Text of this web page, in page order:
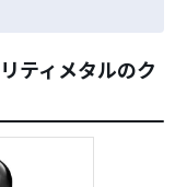
ティメタルのク